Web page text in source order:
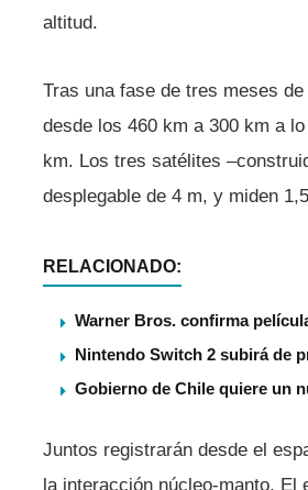
altitud.
Tras una fase de tres meses
desde los 460 km a 300 km a
km. Los tres satélites
desplegable de 4 m, y miden
RELACIONADO:
Warner Bros. confirma
Nintendo Switch 2 subirá de
Gobierno de Chile quiere un
Juntos registrarán desde el
la interacción núcleo-manto. El